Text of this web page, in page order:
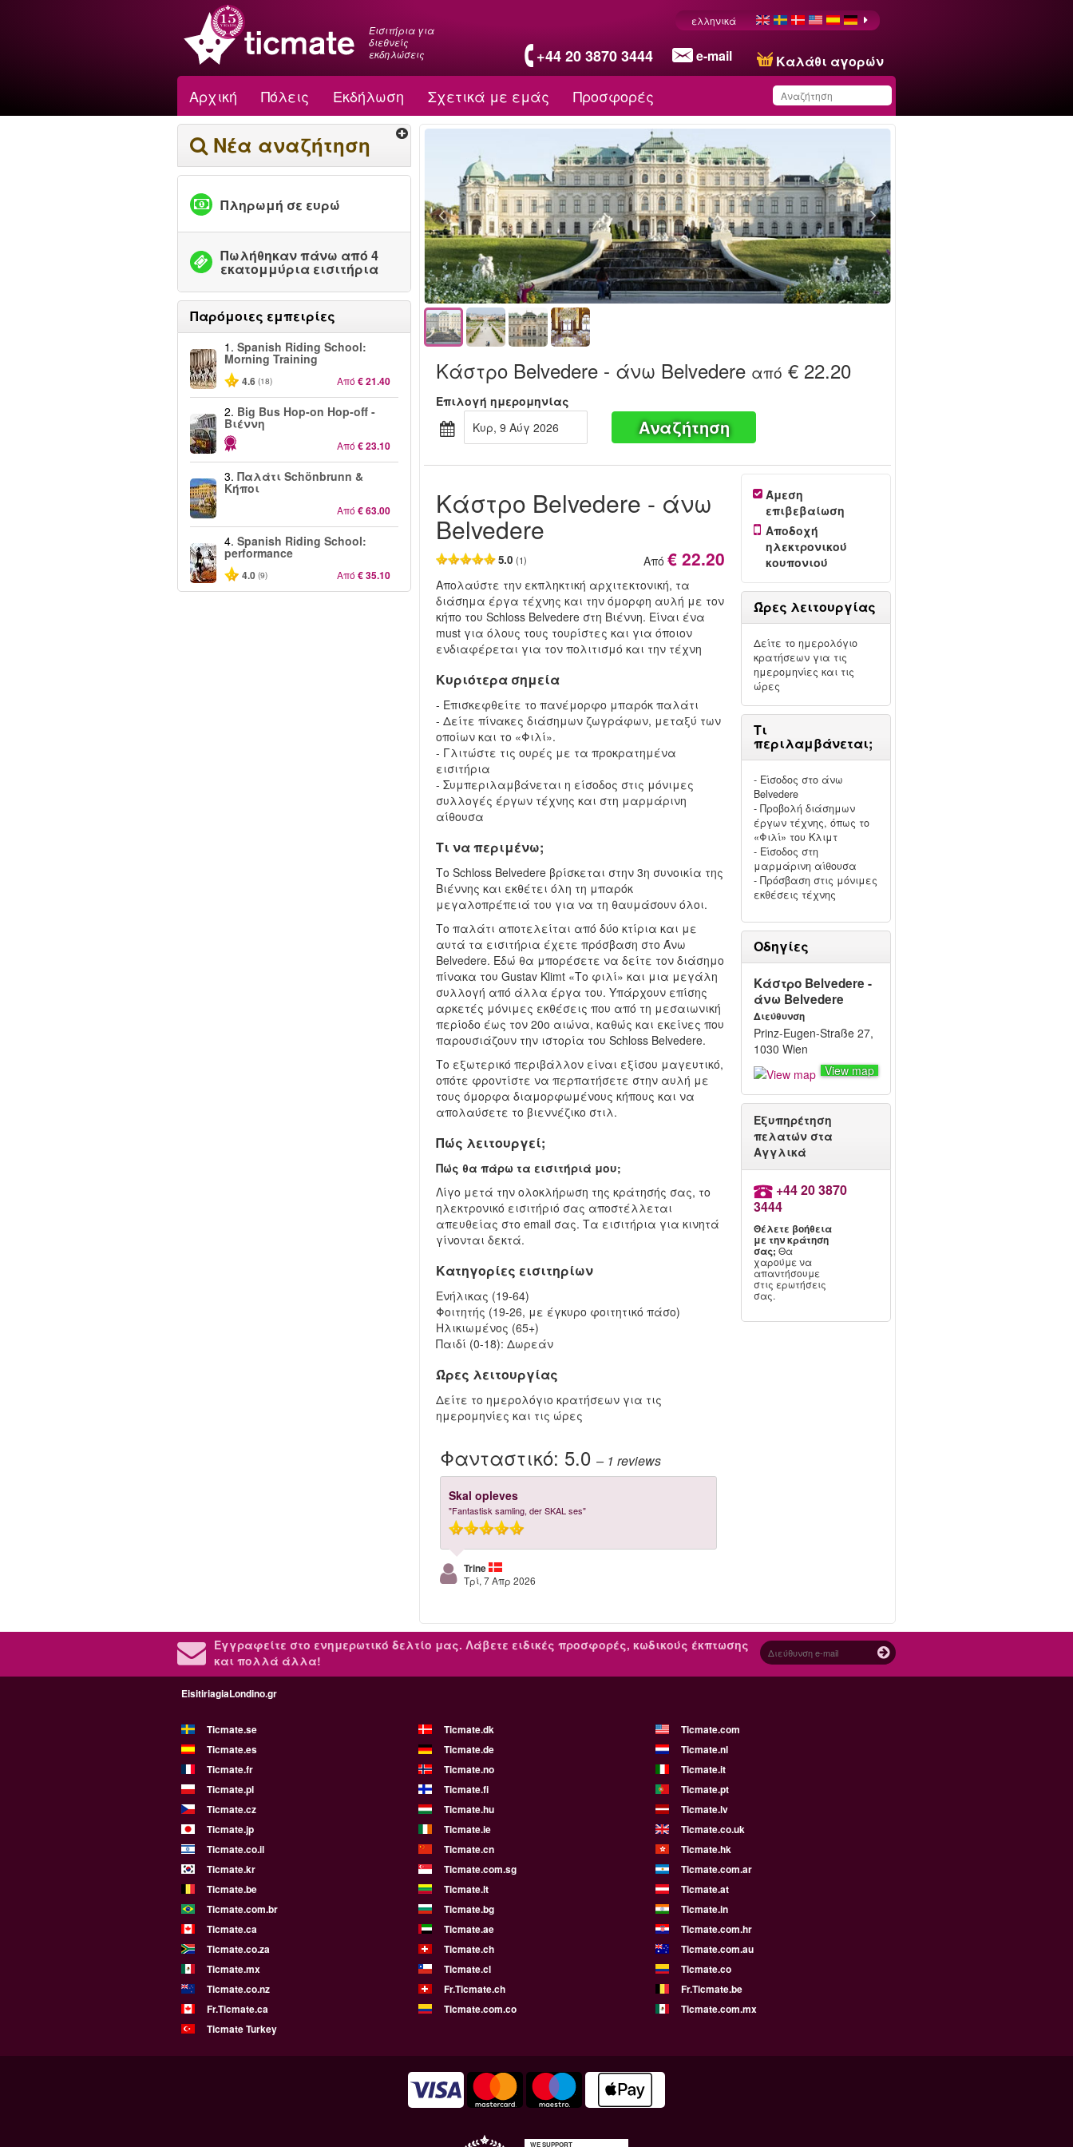
Εισιτήρια για
διεθνείς
εκδηλώσεις
+44 20 3870 3444 e-mail Καλάθι αγορών
ελληνικά
Αρχική Πόλεις Εκδήλωση Σχετικά με εμάς Προσφορές
αυτό το προϊόν στη
λίστα σας
Νέα αναζήτηση
Πληρωμή σε ευρώ
Πωλήθηκαν πάνω από 4
εκατομμύρια εισιτήρια
Παρόμοιες εμπειρίες
1. Spanish Riding School:
Morning Training
4.6 (18) Από € 21.40
2. Big Bus Hop-on Hop-off -
Βιέννη
Από € 23.10
3. Παλάτι Schönbrunn &
Κήποι
Από € 63.00
4. Spanish Riding School:
performance
4.0 (9) Από € 35.10
Κάστρο Belvedere - άνω Belvedere από € 22.20
Επιλογή ημερομηνίας
Κυρ, 9 Αύγ 2026
Αναζήτηση
Κάστρο Belvedere - άνω
Belvedere
5.0(1) Από € 22.20
Απολαύστε την εκπληκτική αρχιτεκτονική, τα
διάσημα έργα τέχνης και την όμορφη αυλή με τον
κήπο του Schloss Belvedere στη Βιέννη. Είναι ένα
must για όλους τους τουρίστες και για όποιον
ενδιαφέρεται για τον πολιτισμό και την τέχνη
Κυριότερα σημεία
- Επισκεφθείτε το πανέμορφο μπαρόκ παλάτι
- Δείτε πίνακες διάσημων ζωγράφων, μεταξύ των
οποίων και το «Φιλί».
- Γλιτώστε τις ουρές με τα προκρατημένα
εισιτήρια
- Συμπεριλαμβάνεται η είσοδος στις μόνιμες
συλλογές έργων τέχνης και στη μαρμάρινη
αίθουσα
Τι να περιμένω;
Το Schloss Belvedere βρίσκεται στην 3η συνοικία της
Βιέννης και εκθέτει όλη τη μπαρόκ
μεγαλοπρέπειά του για να τη θαυμάσουν όλοι.
Το παλάτι αποτελείται από δύο κτίρια και με
αυτά τα εισιτήρια έχετε πρόσβαση στο Άνω
Belvedere. Εδώ θα μπορέσετε να δείτε τον διάσημο
πίνακα του Gustav Klimt «Το φιλί» και μια μεγάλη
συλλογή από άλλα έργα του. Υπάρχουν επίσης
αρκετές μόνιμες εκθέσεις που από τη μεσαιωνική
περίοδο έως τον 20ο αιώνα, καθώς και εκείνες που
παρουσιάζουν την ιστορία του Schloss Belvedere.
Το εξωτερικό περιβάλλον είναι εξίσου μαγευτικό,
οπότε φροντίστε να περπατήσετε στην αυλή με
τους όμορφα διαμορφωμένους κήπους και να
απολαύσετε το βιεννέζικο στιλ.
Πώς λειτουργεί;
Πώς θα πάρω τα εισιτήριά μου;
Λίγο μετά την ολοκλήρωση της κράτησής σας, το
ηλεκτρονικό εισιτήριό σας αποστέλλεται
απευθείας στο email σας. Τα εισιτήρια για κινητά
γίνονται δεκτά.
Κατηγορίες εισιτηρίων
Ενήλικας (19-64)
Φοιτητής (19-26, με έγκυρο φοιτητικό πάσο)
Ηλικιωμένος (65+)
Παιδί (0-18): Δωρεάν
Ώρες λειτουργίας
Δείτε το ημερολόγιο κρατήσεων για τις
ημερομηνίες και τις ώρες
Φανταστικό: 5.0– 1reviews
Skal opleves
"Fantastisk samling, der SKAL ses"
Trine
Τρί, 7 Απρ 2026
Άμεση
επιβεβαίωση
Αποδοχή
ηλεκτρονικού
κουπονιού
Ώρες λειτουργίας
Δείτε το ημερολόγιο
κρατήσεων για τις
ημερομηνίες και τις
ώρες
Τι
περιλαμβάνεται;
- Είσοδος στο άνω
Belvedere
- Προβολή διάσημων
έργων τέχνης, όπως το
«Φιλί» του Κλιμτ
- Είσοδος στη
μαρμάρινη αίθουσα
- Πρόσβαση στις μόνιμες
εκθέσεις τέχνης
Οδηγίες
Κάστρο Belvedere -
άνω Belvedere
Διεύθυνση
Prinz-Eugen-Straße 27,
1030 Wien
View map
Εξυπηρέτηση
πελατών στα
Αγγλικά
+44 20 3870
3444
Θέλετε βοήθεια
με την κράτηση
σας; Θα
χαρούμε να
απαντήσουμε
στις ερωτήσεις
σας.
Εγγραφείτε στο ενημερωτικό δελτίο μας. Λάβετε ειδικές προσφορές, κωδικούς έκπτωσης
και πολλά άλλα!
EisitiriagiaLondino.gr
Ticmate.se Ticmate.dk
Ticmate.com
Ticmate.es
Ticmate.de
Ticmate.nl
Ticmate.fr
Ticmate.no
Ticmate.it
Ticmate.pl
Ticmate.fi
Ticmate.pt
Ticmate.cz
Ticmate.hu
Ticmate.lv
Ticmate.jp
Ticmate.ie
Ticmate.co.uk
Ticmate.co.il
Ticmate.cn
Ticmate.hk
Ticmate.kr
Ticmate.com.sg
Ticmate.com.ar
Ticmate.be
Ticmate.lt
Ticmate.at
Ticmate.com.br
Ticmate.bg
Ticmate.in
Ticmate.ca
Ticmate.ae
Ticmate.com.hr
Ticmate.co.za
Ticmate.ch
Ticmate.com.au
Ticmate.mx
Ticmate.cl
Ticmate.co
Ticmate.co.nz
Fr.Ticmate.ch
Fr.Ticmate.be
Fr.Ticmate.ca
Ticmate.com.co
Ticmate.com.mx
Ticmate Turkey
WE SUPPORT